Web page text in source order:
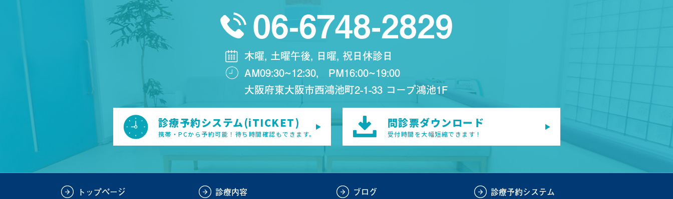
06-6748-2829
木曜, 土曜午後, 日曜, 祝日休診日
AM09:30~12:30,
PM16:00~19:00
大阪府東大阪市西鴻池町2-1-33 コープ鴻池1F
診療予約システム(iTICKET)
携帯・PCから予約可能！待ち時間確認もできます。
問診票ダウンロード
受付時間を大幅短縮できます！
トップページ 診療内容 ブログ 診療予約システム